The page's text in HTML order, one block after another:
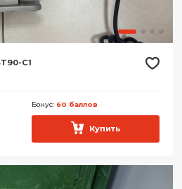
C1
Бонус: 60 баллов
Купить